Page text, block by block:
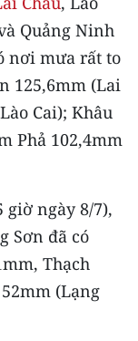
Quảng Ninh
nơi mưa rất to
125,6mm (Lai
Cai); Khâu
Phả 102,4mm
giờ ngày 8/7),
Sơn đã có
Thạch
(Lạng